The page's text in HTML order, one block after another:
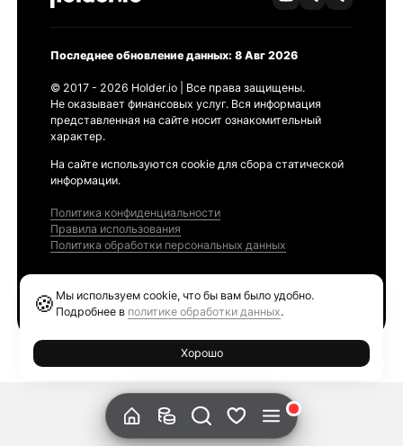
Последнее обновление данных: 8 Авг 2026
© 2017 - 2026 Holder.io | Все права защищены.
Не оказывает финансовых услуг. Вся информация
представленная на сайте носит ознакомительный
характер.
На сайте используются cookie для сбора статической
информации.
Политика конфиденциальности
Правила использования
Политика обработки персональных данных
🍪 Мы используем cookie, что бы вам было удобно.
Подробнее в политике обработки данных.
Хорошо
Ethereum GAS Tracker